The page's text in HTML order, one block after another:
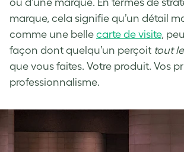
marque, cela signifie qu’un détail
comme une belle carte de visite,
façon dont quelqu’un perçoit tout
que vous faites. Votre produit. Vos
professionnalisme.